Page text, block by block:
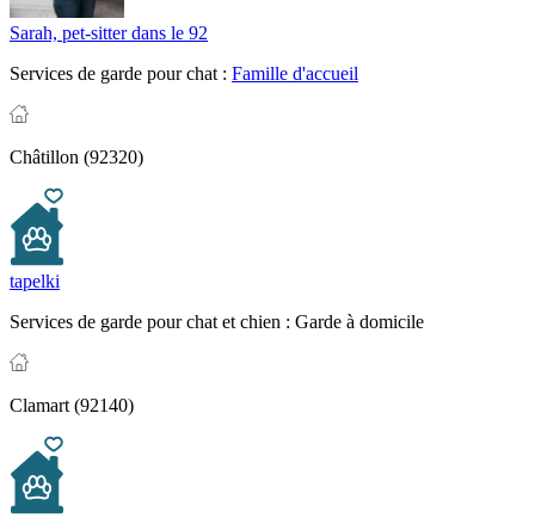
Sarah, pet-sitter dans le 92
Services de garde pour chat : Famille d'accueil
Châtillon (92320)
tapelki
Services de garde pour chat et chien : Garde à domicile
Clamart (92140)